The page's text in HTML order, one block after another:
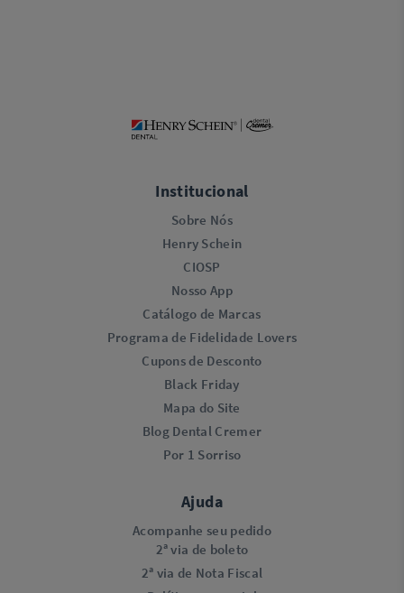
Institucional
Sobre Nós
Henry Schein
CIOSP
Nosso App
Catálogo de Marcas
Programa de Fidelidade Lovers​
Cupons de Desconto
Black Friday
Mapa do Site
Blog Dental Cremer
Por 1 Sorriso
Ajuda
Acompanhe seu pedido
2ª via de boleto
2ª via de Nota Fiscal